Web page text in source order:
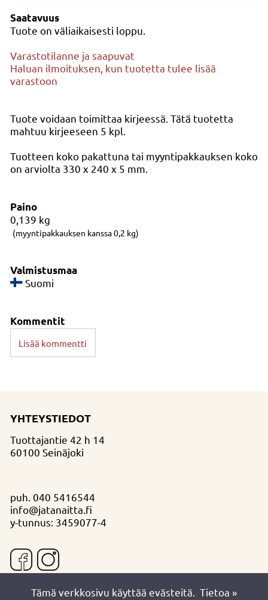
Saatavuus
Tuote on väliaikaisesti loppu.
Varastotilanne ja saapuvat
Haluan ilmoituksen, kun tuotetta tulee lisää
varastoon
Tuote voidaan toimittaa kirjeessä. Tätä tuotetta
mahtuu kirjeeseen 5 kpl.
Tuotteen koko pakattuna tai myyntipakkauksen koko
on arviolta 330 x 240 x 5 mm.
Paino
0,139 kg
(myyntipakkauksen kanssa 0,2 kg)
Valmistusmaa
Suomi
Kommentit
Lisää kommentti
YHTEYSTIEDOT
Tuottajantie 42 h 14
60100 Seinäjoki
puh. 040 5416544
info@jatanaitta.fi
y-tunnus: 3459077-4
Tämä verkkosivu käyttää evästeitä. Tietoa »